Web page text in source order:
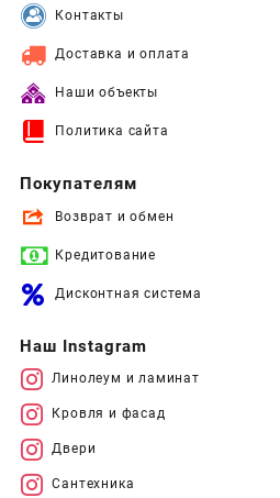
Контакты
Доставка и оплата
Наши объекты
Политика сайта
Покупателям
Возврат и обмен
Кредитование
Дисконтная система
Наш Instagram
Линолеум и ламинат
Кровля и фасад
Двери
Сантехника